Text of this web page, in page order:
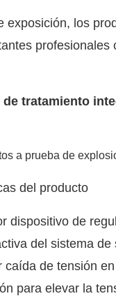
exposición, los
tratamiento
del producto
dispositivo de
del sistema
caída de tensión
para elevar la